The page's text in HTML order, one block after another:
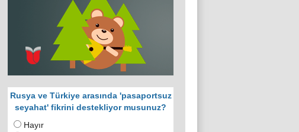
Rusya ve Türkiye arasında 'pasaportsuz
seyahat' fikrini destekliyor musunuz?
Hayır